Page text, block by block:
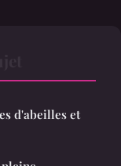
d'abeilles et